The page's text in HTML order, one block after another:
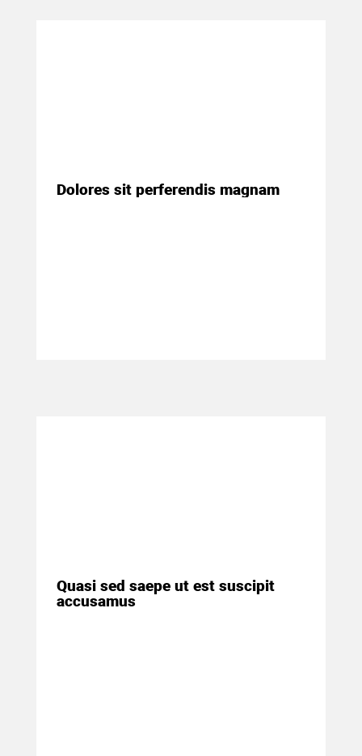
Dolores sit perferendis magnam
Quasi sed saepe ut est suscipit
accusamus